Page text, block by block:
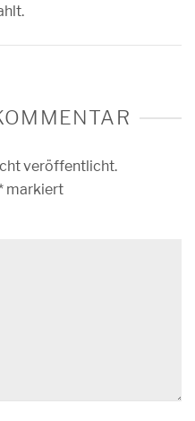
veröffentlicht.
markiert